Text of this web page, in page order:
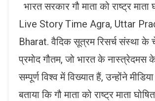
भारत सरकार गौ माता को राष्ट्र माता
Live Story Time Agra, Uttar
Bharat. वैदिक सूत्रम रिसर्च संस्था के
प्रमोद गौतम, जो भारत के नास्त्रेदमस
सम्पूर्ण विश्व में विख्यात हैं, उन्होंने
बताया कि गौ माता को राष्ट्र माता